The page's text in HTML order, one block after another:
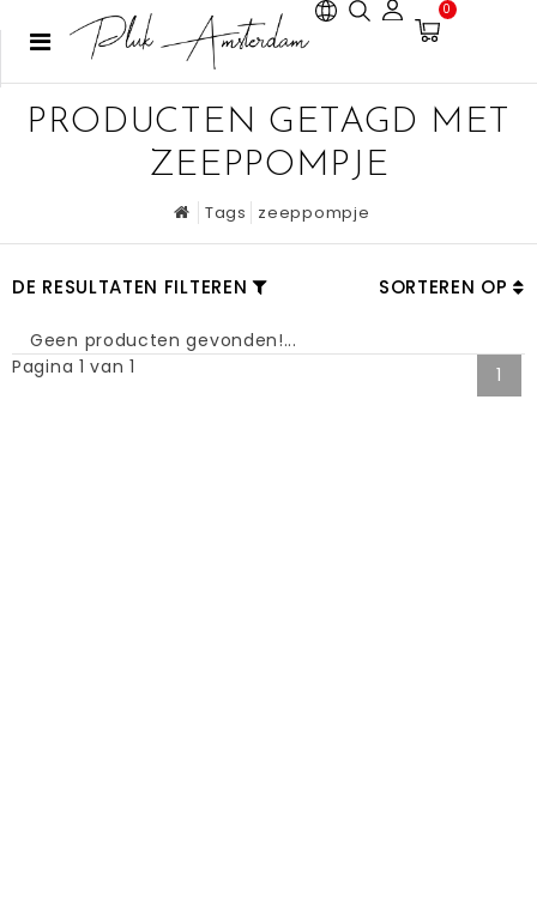
0
PRODUCTEN GETAGD MET
ZEEPPOMPJE
Tags zeeppompje
DE RESULTATEN FILTEREN SORTEREN OP
Geen producten gevonden!...
Pagina 1 van 1
1